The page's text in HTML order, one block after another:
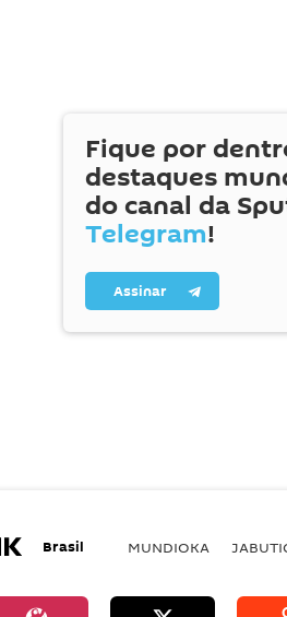
Fique por
destaques
do canal da
Telegram!
Assinar
Brasil MUNDIOKA